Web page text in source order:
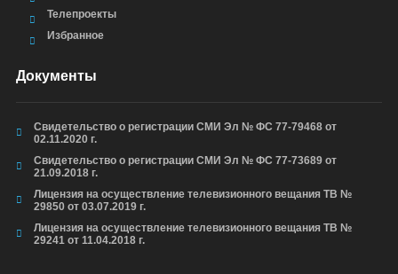
Телепроекты
Избранное
Документы
Свидетельство о регистрации СМИ Эл № ФС 77-79468 от
02.11.2020 г.
Свидетельство о регистрации СМИ Эл № ФС 77-73689 от
21.09.2018 г.
Лицензия на осуществление телевизионного вещания ТВ №
29850 от 03.07.2019 г.
Лицензия на осуществление телевизионного вещания ТВ №
29241 от 11.04.2018 г.